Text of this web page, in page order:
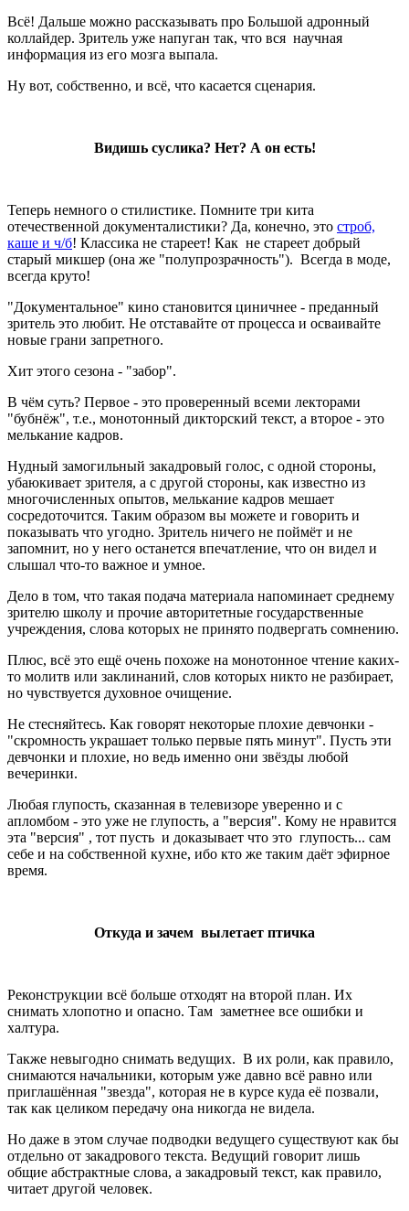
Всё! Дальше можно рассказывать про Большой адронный
коллайдер. Зритель уже напуган так, что вся научная
информация из его мозга выпала.
Ну вот, собственно, и всё, что касается сценария.
Видишь суслика? Нет? А он есть!
Теперь немного о стилистике. Помните три кита
отечественной документалистики? Да, конечно, это строб,
каше и ч/б! Классика не стареет! Как не стареет добрый
старый микшер (она же "полупрозрачность"). Всегда в моде,
всегда круто!
"Документальное" кино становится циничнее - преданный
зритель это любит. Не отставайте от процесса и осваивайте
новые грани запретного.
Хит этого сезона - "забор".
В чём суть? Первое - это проверенный всеми лекторами
"бубнёж", т.е., монотонный дикторский текст, а второе - это
мелькание кадров.
Нудный замогильный закадровый голос, с одной стороны,
убаюкивает зрителя, а с другой стороны, как известно из
многочисленных опытов, мелькание кадров мешает
сосредоточится. Таким образом вы можете и говорить и
показывать что угодно. Зритель ничего не поймёт и не
запомнит, но у него останется впечатление, что он видел и
слышал что-то важное и умное.
Дело в том, что такая подача материала напоминает среднему
зрителю школу и прочие авторитетные государственные
учреждения, слова которых не принято подвергать сомнению.
Плюс, всё это ещё очень похоже на монотонное чтение каких-
то молитв или заклинаний, слов которых никто не разбирает,
но чувствуется духовное очищение.
Не стесняйтесь. Как говорят некоторые плохие девчонки -
"скромность украшает только первые пять минут". Пусть эти
девчонки и плохие, но ведь именно они звёзды любой
вечеринки.
Любая глупость, сказанная в телевизоре уверенно и с
апломбом - это уже не глупость, а "версия". Кому не нравится
эта "версия" , тот пусть и доказывает что это глупость... сам
себе и на собственной кухне, ибо кто же таким даёт эфирное
время.
Откуда и зачем вылетает птичка
Реконструкции всё больше отходят на второй план. Их
снимать хлопотно и опасно. Там заметнее все ошибки и
халтура.
Также невыгодно снимать ведущих. В их роли, как правило,
снимаются начальники, которым уже давно всё равно или
приглашённая "звезда", которая не в курсе куда её позвали,
так как целиком передачу она никогда не видела.
Но даже в этом случае подводки ведущего существуют как бы
отдельно от закадрового текста. Ведущий говорит лишь
общие абстрактные слова, а закадровый текст, как правило,
читает другой человек.